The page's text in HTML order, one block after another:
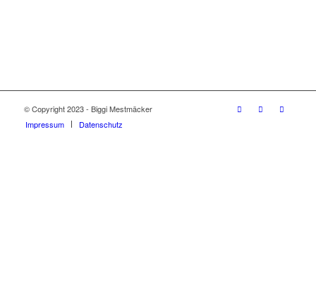
© Copyright 2023 - Biggi Mestmäcker
Impressum
Datenschutz